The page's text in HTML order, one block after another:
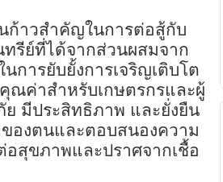
ก้าวสำคัญในการต่อสู้กับ
รีย์ที่ได้จากส่วนผสมจาก
การยับยั้งการเจริญเติบโต
ณค่าสำหรับเกษตรกรและผู้
มีประสิทธิภาพ และยั่งยืน
องตนและตอบสนองความ
สุขภาพและปราศจากเชื้อ